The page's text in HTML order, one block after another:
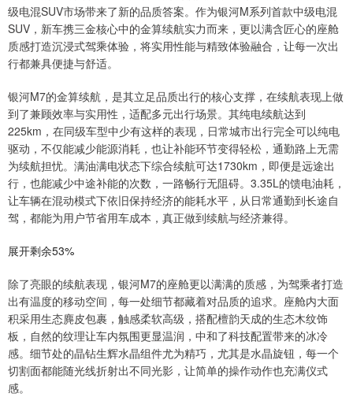
级电混SUV市场带来了新的品质答案。作为银河M系列首款中级电混
SUV，新车携三金核心中的金算续航实力而来，更以满含匠心的座舱
质感打造沉浸式驾乘体验，将实用性能与精致体验融合，让每一次出
行都兼具便捷与舒适。
银河M7的金算续航，是其立足品质出行的核心支撑，在续航表现上做
到了兼顾效率与实用性，适配多元出行场景。其纯电续航达到
225km，在同级车型中少有这样的表现，日常城市出行完全可以纯电
驱动，不仅能减少能源消耗，也让补能环节变得轻松，通勤路上无需
为续航担忧。满油满电状态下综合续航可达1730km，即便是远途出
行，也能减少中途补能的次数，一路畅行无阻碍。3.35L的馈电油耗，
让车辆在混动模式下依旧保持经济的能耗水平，从日常通勤到长途自
驾，都能为用户节省用车成本，真正做到续航与经济兼得。
展开剩余53%
除了亮眼的续航表现，银河M7的座舱更以满满的质感，为驾乘者打造
出有温度的移动空间，每一处细节都藏着对品质的追求。座舱内大面
积采用生态麂皮包裹，触感柔软高级，搭配檀韵天成的生态木纹饰
板，自然的纹理让车内氛围更显温润，中和了科技配置带来的冰冷
感。细节处的晶钻生辉水晶组件尤为精巧，尤其是水晶旋钮，每一个
切割面都能随光线折射出不同光影，让简单的操作动作也充满仪式
感。